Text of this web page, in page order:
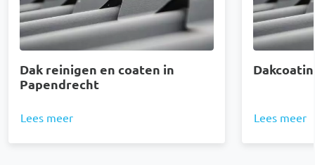
Dak reinigen en coaten in
Papendrecht
Lees meer Lees meer